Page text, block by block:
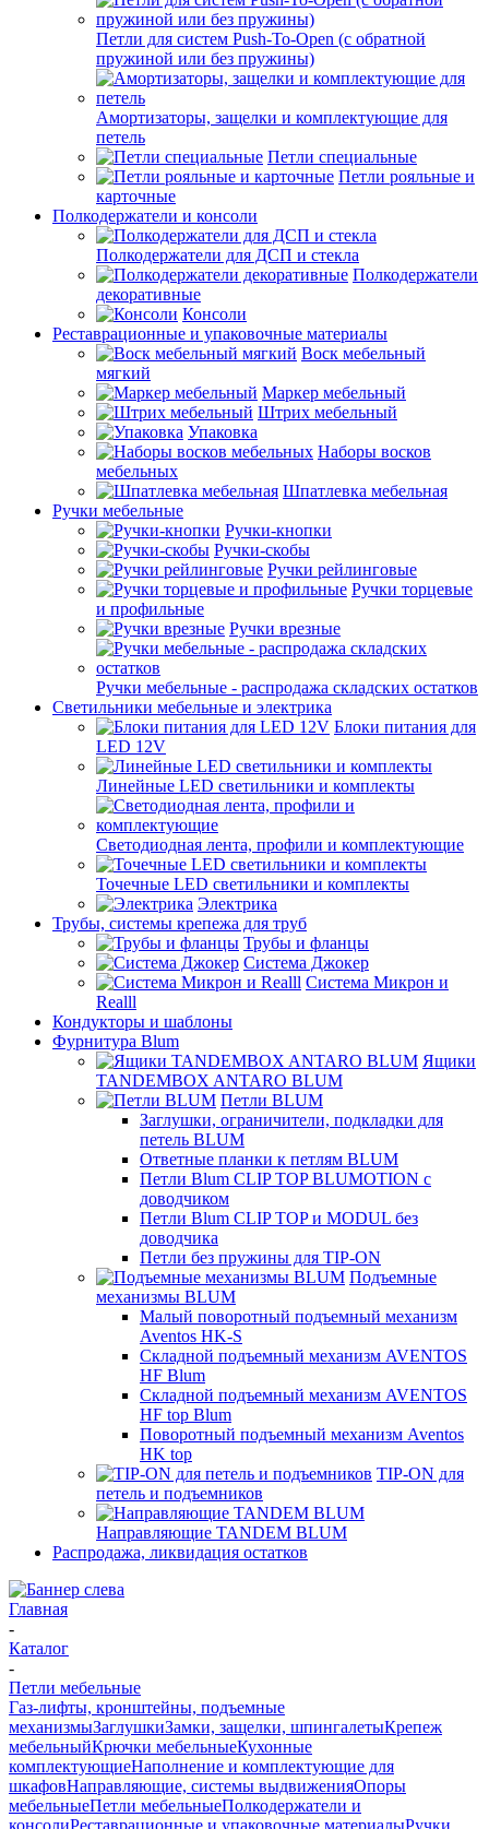
Петли для систем Push-To-Open (с обратной
пружиной или без пружины)
Амортизаторы, защелки и комплектующие для
петель
Петли специальные
Петли рояльные и
карточные
Полкодержатели и консоли
Полкодержатели для ДСП и стекла
Полкодержатели
декоративные
Консоли
Реставрационные и упаковочные материалы
Воск мебельный
мягкий
Маркер мебельный
Штрих мебельный
Упаковка
Наборы восков
мебельных
Шпатлевка мебельная
Ручки мебельные
Ручки-кнопки
Ручки-скобы
Ручки рейлинговые
Ручки торцевые
и профильные
Ручки врезные
Ручки мебельные - распродажа складских остатков
Светильники мебельные и электрика
Блоки питания для
LED 12V
Линейные LED светильники и комплекты
Светодиодная лента, профили и комплектующие
Точечные LED светильники и комплекты
Электрика
Трубы, системы крепежа для труб
Трубы и фланцы
Система Джокер
Система Микрон и
Realll
Кондукторы и шаблоны
Фурнитура Blum
Ящики
TANDEMBOX ANTARO BLUM
Петли BLUM
Заглушки, ограничители, подкладки для
петель BLUM
Ответные планки к петлям BLUM
Петли Blum CLIP TOP BLUMOTION с
доводчиком
Петли Blum CLIP TOP и MODUL без
доводчика
Петли без пружины для TIP-ON
Подъемные
механизмы BLUM
Малый поворотный подъемный механизм
Aventos HK-S
Складной подъемный механизм AVENTOS
HF Blum
Складной подъемный механизм AVENTOS
HF top Blum
Поворотный подъемный механизм Aventos
HK top
TIP-ON для
петель и подъемников
Направляющие TANDEM BLUM
Распродажа, ликвидация остатков
Главная
-
Каталог
-
Петли мебельные
Газ-лифты, кронштейны, подъемные
механизмыЗаглушкиЗамки, защелки, шпингалетыКрепеж
мебельныйКрючки мебельныеКухонные
комплектующиеНаполнение и комплектующие для
шкафовНаправляющие, системы выдвиженияОпоры
мебельныеПетли мебельныеПолкодержатели и
консолиРеставрационные и упаковочные материалыРучки